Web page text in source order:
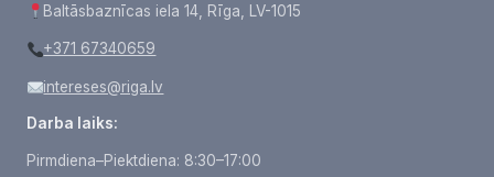
Baltāsbaznīcas iela 14, Rīga, LV-1015
+371 67340659
intereses@riga.lv
Darba laiks:
Pirmdiena–Piektdiena: 8:30–17:00